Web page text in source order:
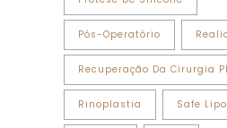
Pós-Operatório
Recuperação Da Cirurgia
Rinoplastia Safe Lipo